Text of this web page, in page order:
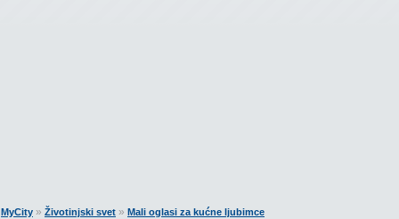
MyCity » Životinjski svet » Mali oglasi za kućne ljubimce